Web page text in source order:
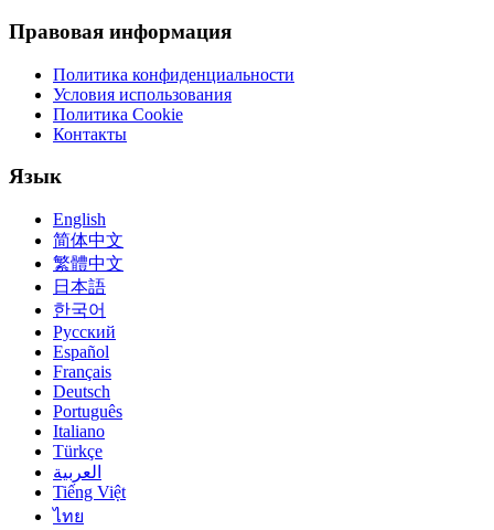
Правовая информация
Политика конфиденциальности
Условия использования
Политика Cookie
Контакты
Язык
English
简体中文
繁體中文
日本語
한국어
Русский
Español
Français
Deutsch
Português
Italiano
Türkçe
العربية
Tiếng Việt
ไทย